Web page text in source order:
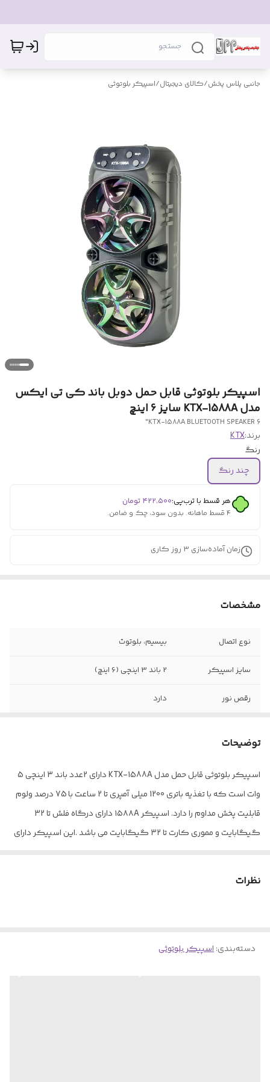
جانبی پلاس پخش/کالای دیجیتال/اسپیکر بلوتوثی
اسپیکر بلوتوثی قابل حمل دوبل باند کی تی ایکس
مدل KTX-1588A سایز 6 اینچ
KTX-1588A BLUETOOTH SPEAKER 6"
برند:KTX
رنگ
چند رنگ
هر قسط با ترب‌پی:۴۲۲٬۵۰۰ تومان
۴ قسط ماهانه. بدون سود، چک و ضامن.
زمان آماده‌سازی 3 روز کاری
مشخصات
نوع اتصال بیسیم، بلوتوث
سایز اسپیکر 2 باند 3 اینچی (6 اینچ)
رقص نور دارد
مموری و کارت
توضیحات
اسپیکر بلوتوثی قابل حمل مدل KTX-1588A دارای 2عدد باند 3 اینچی 5
وات است که با تغذیه باتری 1200 میلی آمپری تا 2 ساعت با 75 درصد ولوم
قابلیت پخش مداوم را دارد. اسپیکر ۱۵۸۸A دارای درگاه فلش تا 32
گیگابایت و مموری کارت تا 32 گیگابایت می باشد .این اسپیکر دارای
نظرات
دسته‌بندی:اسپیکر بلوتوثی